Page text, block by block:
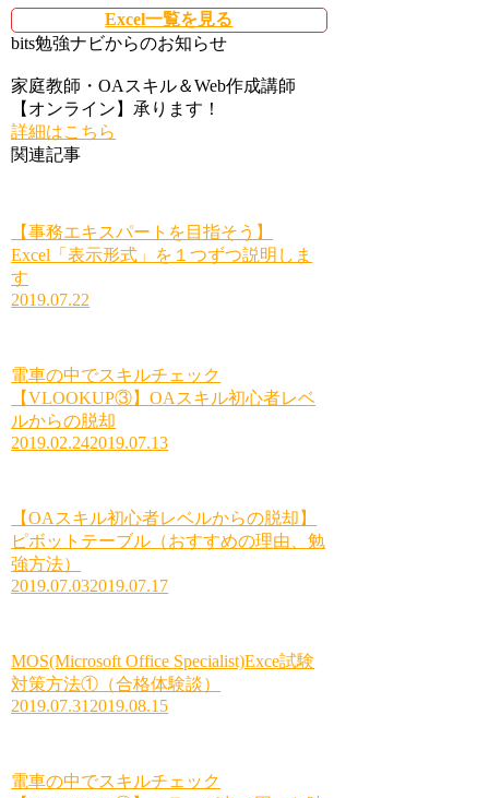
Excel一覧を見る
bits勉強ナビからのお知らせ
家庭教師・OAスキル＆Web作成講師
【オンライン】承ります！
詳細はこちら
関連記事
【事務エキスパートを目指そう】
Excel「表示形式」を１つずつ説明しま
す
2019.07.22
電車の中でスキルチェック
【VLOOKUP③】OAスキル初心者レベ
ルからの脱却
2019.02.242019.07.13
【OAスキル初心者レベルからの脱却】
ピボットテーブル（おすすめの理由、勉
強方法）
2019.07.032019.07.17
MOS(Microsoft Office Specialist)Exce試験
対策方法①（合格体験談）
2019.07.31 2019.08.15
電車の中でスキルチェック